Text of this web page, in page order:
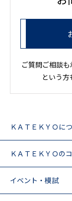
ご質問ご相談
という方
ＫＡＴＥＫＹＯに
ＫＡＴＥＫＹＯの
イベント・模試